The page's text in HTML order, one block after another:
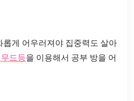
게 어우러져야 집중력도 살아
드등을 이용해서 공부 방을 어